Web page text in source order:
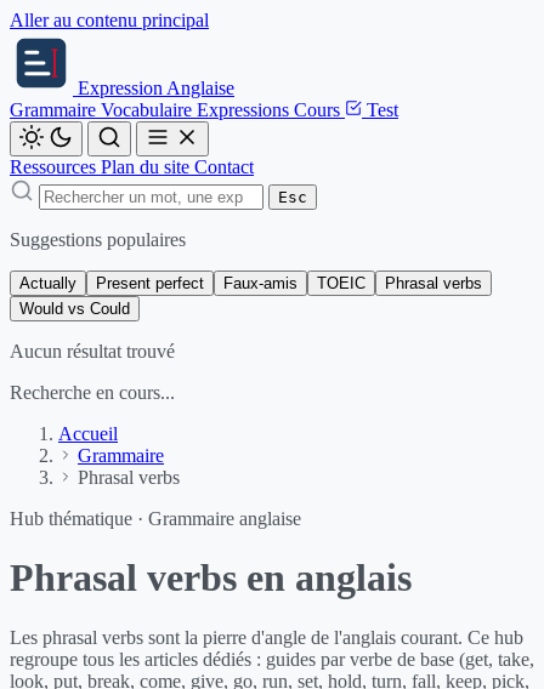
Aller au contenu principal
Expression Anglaise
Grammaire Vocabulaire Expressions Cours Test
Ressources Plan du site Contact
Esc
Suggestions populaires
Actually Present perfect Faux-amis TOEIC
Phrasal verbs
Would vs Could
Aucun résultat trouvé
Recherche en cours...
Accueil
Grammaire
Phrasal verbs
Hub thématique · Grammaire anglaise
Phrasal verbs en anglais
Les phrasal verbs sont la pierre d'angle de l'anglais courant. Ce hub
regroupe tous les articles dédiés : guides par verbe de base (get, take,
look, put, break, come, give, go, run, set, hold, turn, fall, keep, pick,